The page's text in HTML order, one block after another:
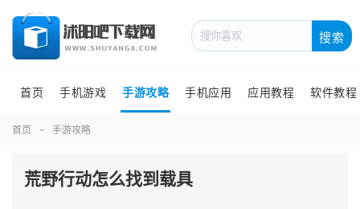
搜索
首页 手机游戏 手游攻略 手机应用 应用教程 软件教程
首页 手游攻略
荒野行动怎么找到载具